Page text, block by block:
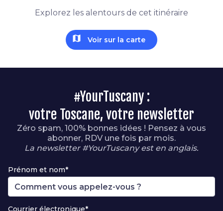
Explorez les alentours de cet itinéraire
map Voir sur la carte
#YourTuscany :
votre Toscane, votre newsletter
Zéro spam, 100% bonnes idées ! Pensez à vous
abonner, RDV une fois par mois.
La newsletter #YourTuscany est en anglais.
Prénom et nom*
Courrier électronique*